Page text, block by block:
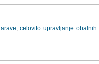
,celovito upravljanje obalnih